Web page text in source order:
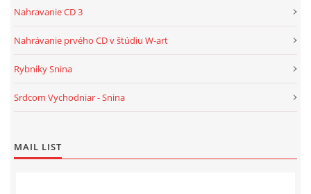
Nahravanie CD 3
Nahrávanie prvého CD v štúdiu W-art
Rybniky Snina
Srdcom Vychodniar - Snina
MAIL LIST